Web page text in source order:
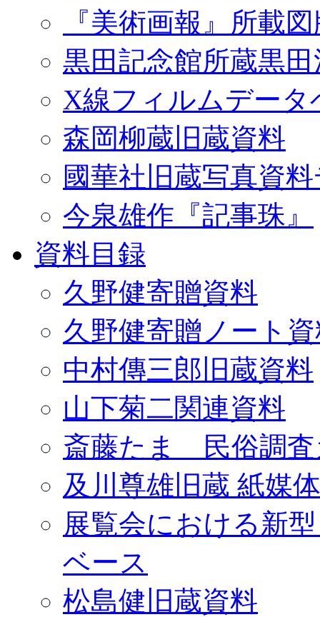
『美術画報』所載
黒田記念館所蔵黒
X線フィルムデータ
森岡柳蔵旧蔵資料
國華社旧蔵写真資
今泉雄作『記事珠』
資料目録
久野健寄贈資料
久野健寄贈ノート
中村傳三郎旧蔵資料
山下菊二関連資料
斎藤たま 民俗調査
及川尊雄旧蔵 紙媒
展覧会における新
ベース
松島健旧蔵資料